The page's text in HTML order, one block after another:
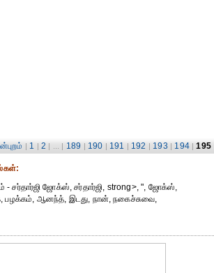
| 1 | 2 | ... | 189 | 190 | 191 | 192 | 193 | 194 | 195
- சர்தார்ஜி ஜோக்ஸ், சர்தார்ஜி, strong>, ", ஜோக்ஸ்,
பழக்கம், ஆனந்த், இடது, நான், நகைச்சுவை,